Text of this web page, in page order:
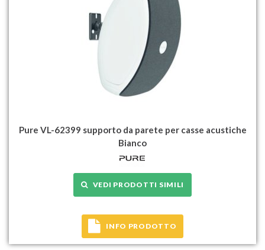
Pure VL-62399 supporto da parete per casse acustiche
Bianco
VEDI PRODOTTI SIMILI
INFO PRODOTTO